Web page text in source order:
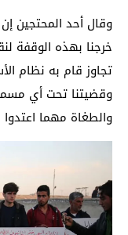
وقال أحد المحتجين
خرجنا بهذه الوقفة
تجاوز قام به نظام
وقضيتنا تحت أي
والطغاة مهما